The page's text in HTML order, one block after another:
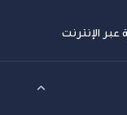
الإنترنت